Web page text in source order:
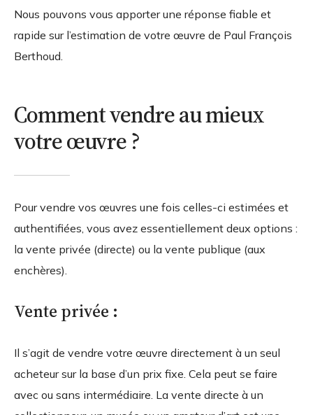
Nous pouvons vous apporter une réponse fiable et
rapide sur l’estimation de votre œuvre de Paul François
Berthoud.
Comment vendre au mieux
votre œuvre ?
Pour vendre vos œuvres une fois celles-ci estimées et
authentifiées, vous avez essentiellement deux options :
la vente privée (directe) ou la vente publique (aux
enchères).
Vente privée :
Il s’agit de vendre votre œuvre directement à un seul
acheteur sur la base d’un prix fixe. Cela peut se faire
avec ou sans intermédiaire. La vente directe à un